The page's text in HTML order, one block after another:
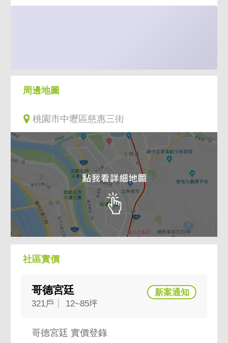
周邊地圖
桃園市中壢區慈惠三街
社區實價
哥德宮廷
321戶 12~85坪
哥德宮廷 實價登錄